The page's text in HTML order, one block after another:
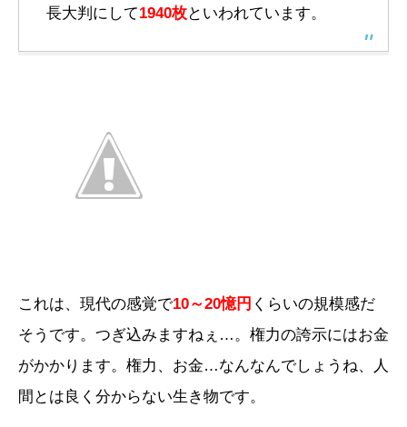
長大判にして1940枚といわれています。
これは、現代の感覚で10～20憶円 くらいの規模感だ
そうです。つぎ込みますねぇ…。権力の誇示にはお金
がかかります。権力、お金…なんなんでしょうね、人
間とは良く分からない生き物です。